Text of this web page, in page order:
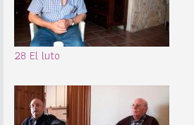
28 El luto